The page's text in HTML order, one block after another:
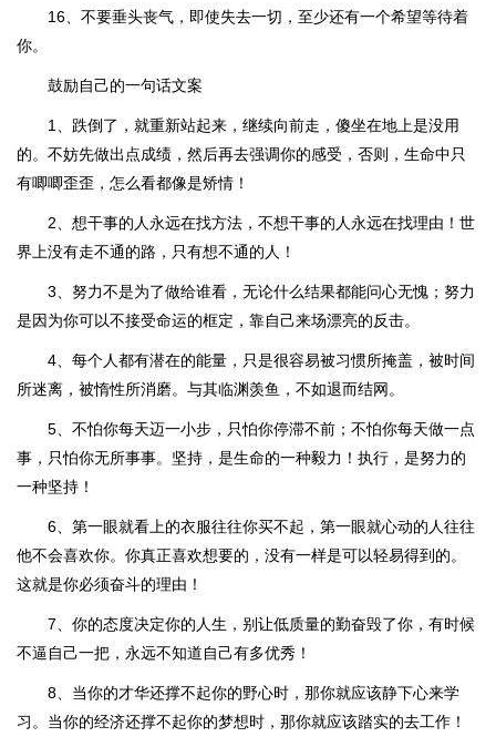
16、不要垂头丧气，即使失去一切，至少还有一个希望等待着
你。
鼓励自己的一句话文案
1、跌倒了，就重新站起来，继续向前走，傻坐在地上是没用
的。不妨先做出点成绩，然后再去强调你的感受，否则，生命中只
有唧唧歪歪，怎么看都像是矫情！
2、想干事的人永远在找方法，不想干事的人永远在找理由！世
界上没有走不通的路，只有想不通的人！
3、努力不是为了做给谁看，无论什么结果都能问心无愧；努力
是因为你可以不接受命运的框定，靠自己来场漂亮的反击。
4、每个人都有潜在的能量，只是很容易被习惯所掩盖，被时间
所迷离，被惰性所消磨。与其临渊羡鱼，不如退而结网。
5、不怕你每天迈一小步，只怕你停滞不前；不怕你每天做一点
事，只怕你无所事事。坚持，是生命的一种毅力！执行，是努力的
一种坚持！
6、第一眼就看上的衣服往往你买不起，第一眼就心动的人往往
他不会喜欢你。你真正喜欢想要的，没有一样是可以轻易得到的。
这就是你必须奋斗的理由！
7、你的态度决定你的人生，别让低质量的勤奋毁了你，有时候
不逼自己一把，永远不知道自己有多优秀！
8、当你的才华还撑不起你的野心时，那你就应该静下心来学
习。当你的经济还撑不起你的梦想时，那你就应该踏实的去工作！